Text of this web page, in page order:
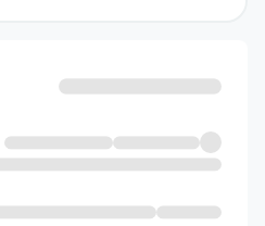
شماره سوالات هر درس،
است. این فهرست در
است.